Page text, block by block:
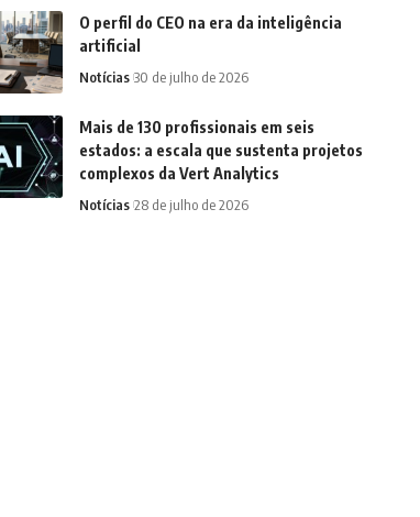
O perfil do CEO na era da inteligência
artificial
Notícias 30 de julho de 2026
Mais de 130 profissionais em seis
estados: a escala que sustenta projetos
complexos da Vert Analytics
Notícias 28 de julho de 2026